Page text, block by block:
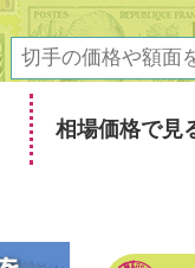
相場価格で見